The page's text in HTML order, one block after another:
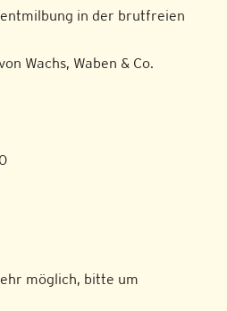
in der brutfreien
Wachs, Waben & Co.
möglich, bitte um